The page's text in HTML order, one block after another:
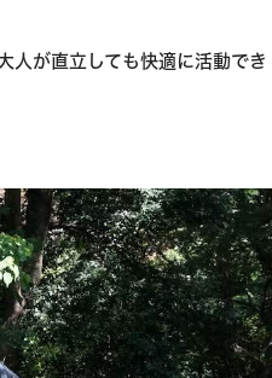
が直立しても快適に活動でき